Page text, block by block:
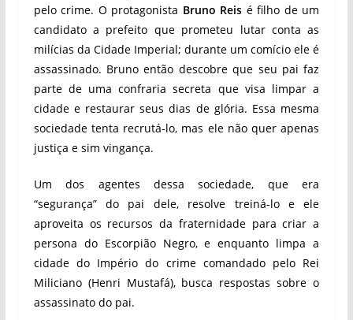
pelo crime. O protagonista Bruno Reis é filho de um
candidato a prefeito que prometeu lutar conta as
milícias da Cidade Imperial; durante um comício ele é
assassinado. Bruno então descobre que seu pai faz
parte de uma confraria secreta que visa limpar a
cidade e restaurar seus dias de glória. Essa mesma
sociedade tenta recrutá-lo, mas ele não quer apenas
justiça e sim vingança.
Um dos agentes dessa sociedade, que era
“segurança” do pai dele, resolve treiná-lo e ele
aproveita os recursos da fraternidade para criar a
persona do Escorpião Negro, e enquanto limpa a
cidade do Império do crime comandado pelo Rei
Miliciano (Henri Mustafá), busca respostas sobre o
assassinato do pai.